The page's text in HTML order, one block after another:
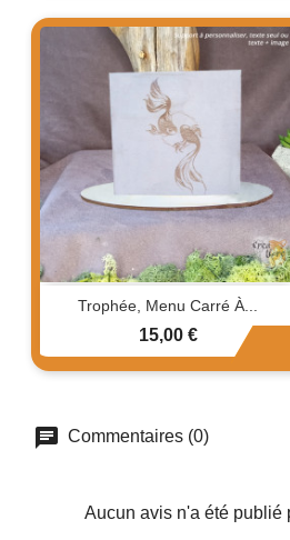
Trophée, Menu Carré À...
Prix
15,00 €
Commentaires (0)
Aucun avis n'a été publié